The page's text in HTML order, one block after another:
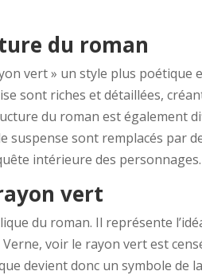
du roman
vert » un style plus
sont riches et détaillées,
du roman est également
suspense sont remplacés par
intérieure des personnages.
vert
du roman. Il représente
voir le rayon vert est
devient donc un symbole de